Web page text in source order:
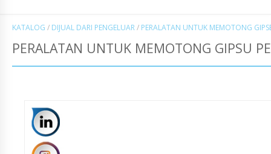
KATALOG / DIJUAL DARI PENGELUAR/ PERALATAN UNTUK MEMOTONG
PERALATAN UNTUK MEMOTONG GIPSU